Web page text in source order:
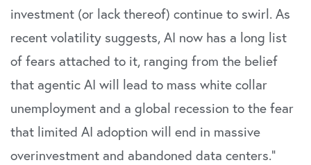
analysepartnere. Vores partnere kan kombinere disse
data med andre oplysninger, du har givet dem, eller som
de har indsamlet fra din brug af deres tjenester. Du
samtykker til vores cookies, hvis du fortsætter med at
anvende vores hjemmeside.
investment (or lack thereof) continue to swirl. As
recent volatility suggests, AI now has a long list
of fears attached to it, ranging from the belief
that agentic AI will lead to mass white collar
unemployment and a global recession to the fear
that limited AI adoption will end in massive
overinvestment and abandoned data centers.”